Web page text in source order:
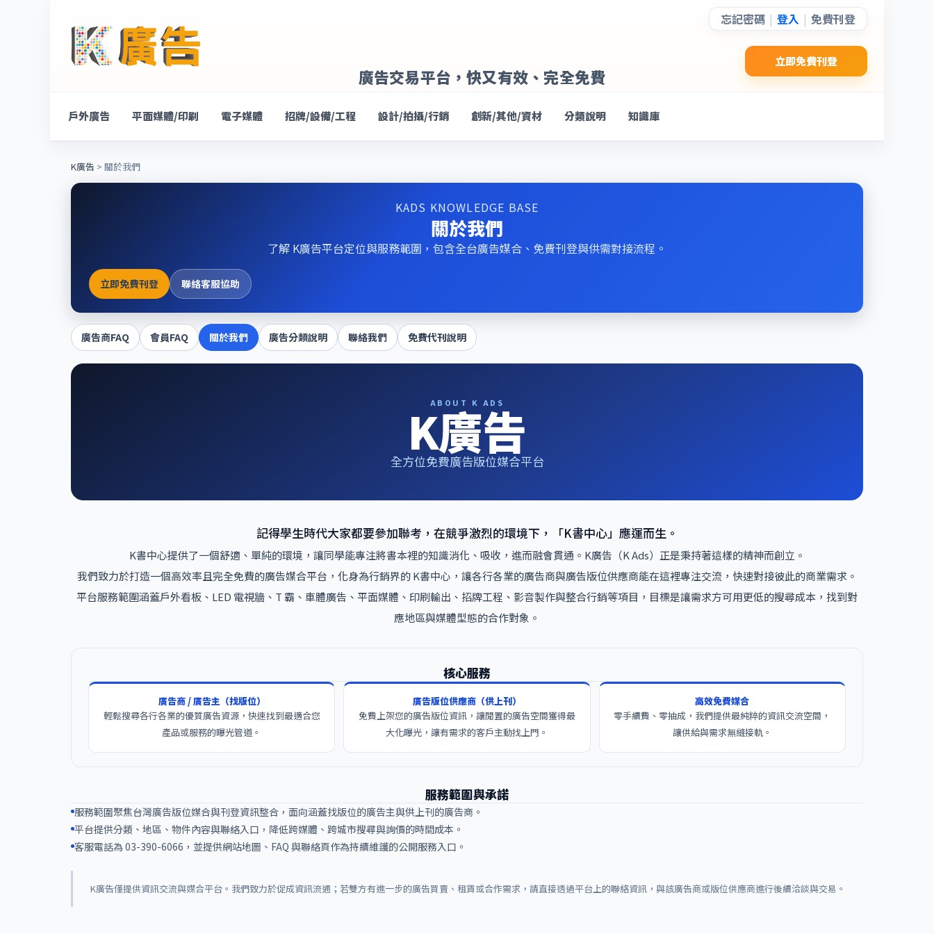
廣告交易平台，快又有效、完全免費
立即免費刊登
忘記密碼 | 登入 | 免費刊登
戶外廣告 平面媒體/印刷 電子媒體 招牌/設備/工程 設計/拍攝/行銷 創新/其他/資材 分類說明 知識庫
K廣告 > 關於我們
KADS KNOWLEDGE BASE
關於我們
了解 K廣告平台定位與服務範圍，包含全台廣告媒合、免費刊登與供需對接流程。
立即免費刊登 聯絡客服協助
廣告商FAQ 會員FAQ 關於我們 廣告分類說明 聯絡我們 免費代刊說明
ABOUT K ADS
K廣告
全方位免費廣告版位媒合平台
記得學生時代大家都要參加聯考，在競爭激烈的環境下，「K書中心」應運而生。
K書中心提供了一個舒適、單純的環境，讓同學能專注將書本裡的知識消化、吸收，進而融會貫通。K廣告（K Ads）正是秉持著這樣的精神而創立。
我們致力於打造一個高效率且完全免費的廣告媒合平台，化身為行銷界的 K書中心，讓各行各業的廣告商與廣告版位供應商能在這裡專注交流，快速對接彼此的商業需求。
平台服務範圍涵蓋戶外看板、LED 電視牆、T 霸、車體廣告、平面媒體、印刷輸出、招牌工程、影音製作與整合行銷等項目，目標是讓需求方可用更低的搜尋成本，找到對
應地區與媒體型態的合作對象。
核心服務
廣告商 / 廣告主（找版位）
輕鬆搜尋各行各業的優質廣告資源，快速找到最適合您
產品或服務的曝光管道。
廣告版位供應商（供上刊）
免費上架您的廣告版位資訊，讓閒置的廣告空間獲得最
大化曝光，讓有需求的客戶主動找上門。
高效免費媒合
零手續費、零抽成，我們提供最純粹的資訊交流空間，
讓供給與需求無縫接軌。
服務範圍與承諾
服務範圍聚焦台灣廣告版位媒合與刊登資訊整合，面向涵蓋找版位的廣告主與供上刊的廣告商。
平台提供分類、地區、物件內容與聯絡入口，降低跨媒體、跨城市搜尋與詢價的時間成本。
客服電話為 03-390-6066，並提供網站地圖、FAQ 與聯絡頁作為持續維護的公開服務入口。
K廣告僅提供資訊交流與媒合平台。我們致力於促成資訊流通；若雙方有進一步的廣告買賣、租賃或合作需求，請直接透過平台上的聯絡資訊，與該廣告商或版位供應商進行後續洽談與交易。